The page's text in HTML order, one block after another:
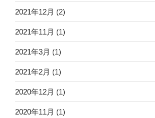
2021年12月 (2)
2021年11月 (1)
2021年3月 (1)
2021年2月 (1)
2020年12月 (1)
2020年11月 (1)